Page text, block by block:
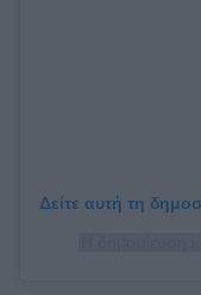
Δείτε αυτή τη